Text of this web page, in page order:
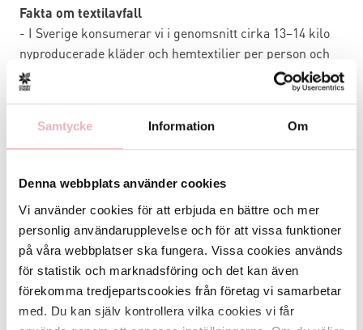
Samtycke Information Om
Denna webbplats använder cookies
Vi använder cookies för att erbjuda en bättre och mer
personlig användarupplevelse och för att vissa funktioner
på våra webbplatser ska fungera. Vissa cookies används
för statistik och marknadsföring och det kan även
förekomma tredjepartscookies från företag vi samarbetar
med. Du kan själv kontrollera vilka cookies vi får
Fakta om textilavfall
- I Sverige konsumerar vi i genomsnitt cirka 13–14 kilo
nyproducerade kläder och hemtextilier per person och
år
- Upp mot ca 70% av detta, omkring 7-9 kilo per person,
- Totalt motsvarar det nära 90 000 ton kläder per år i
- I genomsnitt används ett plagg 30 gånger innan det
klimatpåverkan
Så här går insamlingen till
Rensa garderoben på hela och rena kläder och skor du
inte längre använder. Lämna dem i vår insamlingsstation
i Gränbystaden Just nu är varma plagg som jackor,